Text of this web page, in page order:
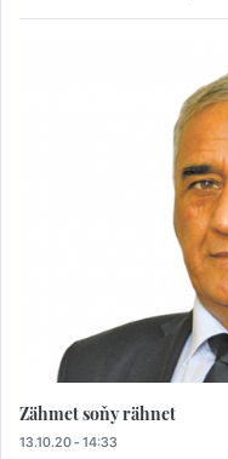
Zähmet soňy rähnet
13.10.20 - 14:33